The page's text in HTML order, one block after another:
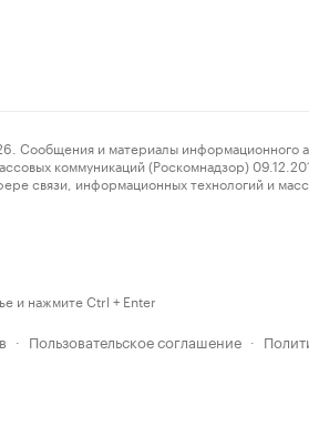
и материалы информационного
коммуникаций (Роскомнадзор)
связи, информационных технологий и
и нажмите Ctrl + Enter
· Пользовательское соглашение ·